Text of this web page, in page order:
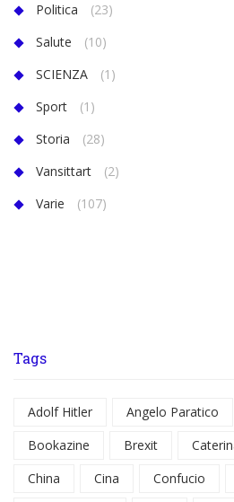
Politica
(23)
Salute
(10)
SCIENZA
(1)
Sport
(1)
Storia
(28)
Vansittart
(2)
Varie
(107)
Tags
Adolf Hitler Angelo Paratico
Bookazine
Brexit
China
Cina Confucio